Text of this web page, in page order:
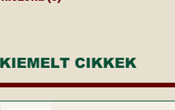
KIEMELT CIKKEK